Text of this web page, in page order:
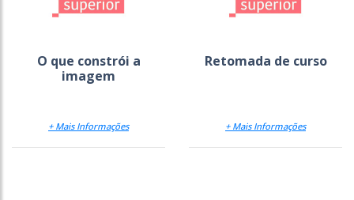
O que constrói a
imagem
+ Mais Informações
Retomada de curso
+ Mais Informações